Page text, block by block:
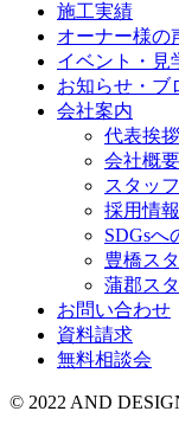
施工実績
オーナー様の
イベント・見
お知らせ・ブ
会社案内
代表挨拶
会社概要
スタッ
採用情報
SDGsへ
豊橋ス
蒲郡ス
お問い合わせ
資料請求
無料相談会
© 2022 AND